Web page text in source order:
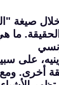
صيغة
ما
على
أخرى.